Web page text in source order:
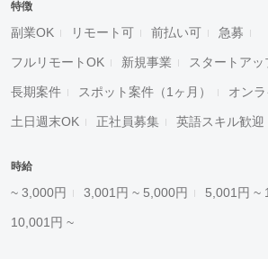
特徴
副業OK リモート可 前払い可 急募
フルリモートOK 新規事業 スタートアッ
長期案件 スポット案件（1ヶ月） オン
土日週末OK 正社員募集 英語スキル歓迎
時給
~ 3,000円 3,001円 ~ 5,000円 5,001円 ~
10,001円 ~